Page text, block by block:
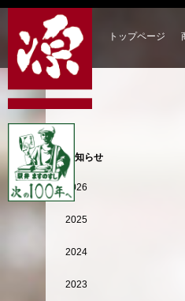
トップページ
お知らせ
2026
2025
2024
2023